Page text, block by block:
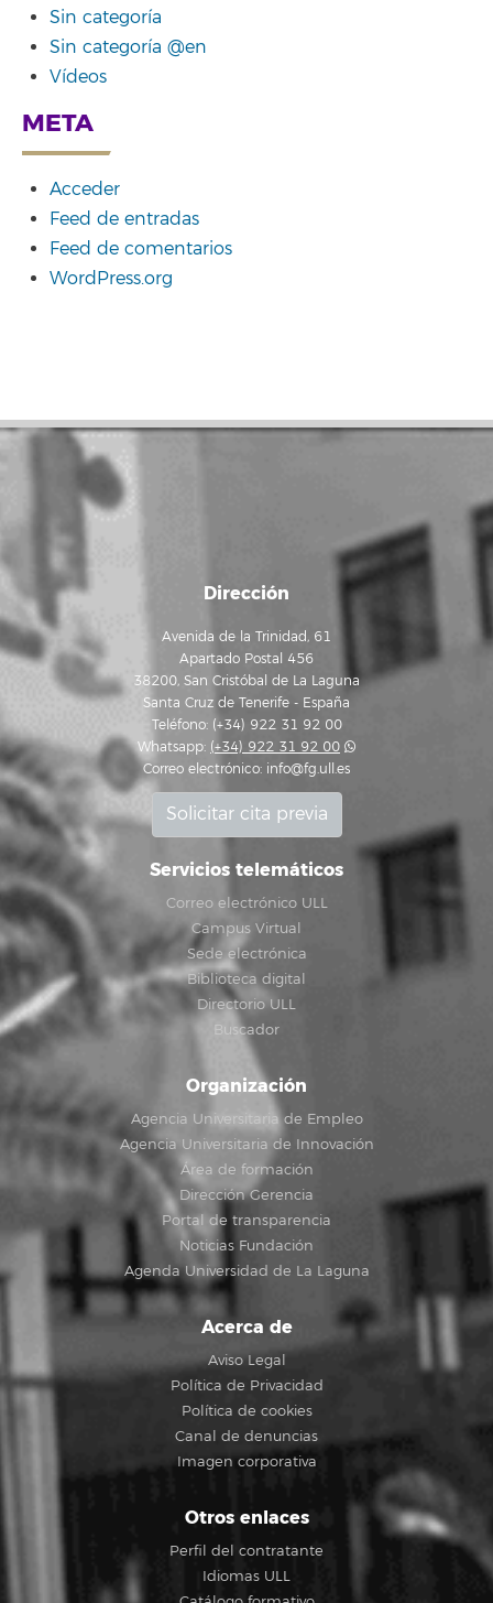
Sin categoría
Sin categoría @en
Vídeos
META
Acceder
Feed de entradas
Feed de comentarios
WordPress.org
Dirección
Avenida de la Trinidad, 61
Apartado Postal 456
38200, San Cristóbal de La Laguna
Santa Cruz de Tenerife - España
Teléfono: (+34) 922 31 92 00
Whatsapp: (+34) 922 31 92 00
Correo electrónico: info@fg.ull.es
Solicitar cita previa
Servicios telemáticos
Correo electrónico ULL
Campus Virtual
Sede electrónica
Biblioteca digital
Directorio ULL
Buscador
Organización
Agencia Universitaria de Empleo
Agencia Universitaria de Innovación
Área de formación
Dirección Gerencia
Portal de transparencia
Noticias Fundación
Agenda Universidad de La Laguna
Acerca de
Aviso Legal
Política de Privacidad
Política de cookies
Canal de denuncias
Imagen corporativa
Otros enlaces
Perfil del contratante
Idiomas ULL